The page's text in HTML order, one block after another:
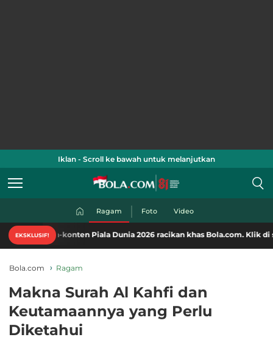
Iklan - Scroll ke bawah untuk melanjutkan
Ragam Foto Video
EKSKLUSIF!
konten Piala Dunia 2026 racikan khas Bola.com. Klik di sini!
Bola.com Ragam
Makna Surah Al Kahfi dan
Keutamaannya yang Perlu
Diketahui